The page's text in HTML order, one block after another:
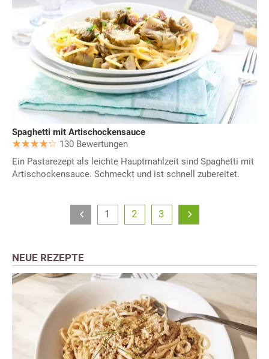
Spaghetti mit Artischockensauce
130 Bewertungen
Ein Pastarezept als leichte Hauptmahlzeit sind Spaghetti mit
Artischockensauce. Schmeckt und ist schnell zubereitet.
1 2 3
NEUE REZEPTE